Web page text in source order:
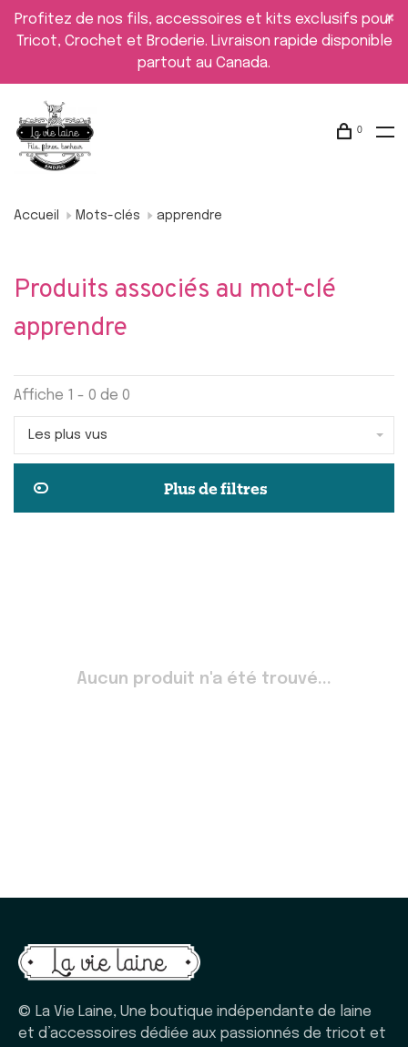
Profitez de nos fils, accessoires et kits exclusifs pour
Tricot, Crochet et Broderie. Livraison rapide disponible
partout au Canada.
0
Accueil Mots-clés apprendre
Produits associés au mot-clé
apprendre
Affiche 1 - 0 de 0
Les plus vus
Plus de filtres
Aucun produit n'a été trouvé...
© La Vie Laine, Une boutique indépendante de laine
et d’accessoires dédiée aux passionnés de tricot et